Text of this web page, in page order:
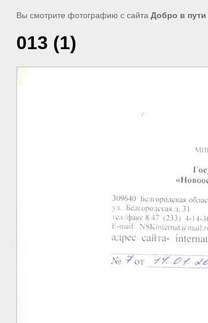
Вы смотрите фотографию с сайта Добро в пути
013 (1)